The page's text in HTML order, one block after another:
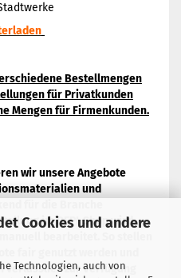
Cookies und andere
Technologien, auch von
Bestellmengen
für Privatkunden
Mengen für Firmenkunden.
wir unsere Angebote
und
im DEPI-Shop wird
bearbeitet. So stellen
fair genutzt werden und
zur Verfügung